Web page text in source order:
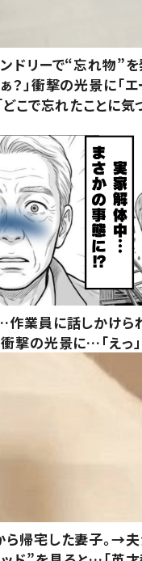
ドリーで“忘れ物”を
」衝撃の光景に「エ
どこで忘れたことに気
業員に話しかけら
撃の光景に…「えっ」
ら帰宅した妻子。→